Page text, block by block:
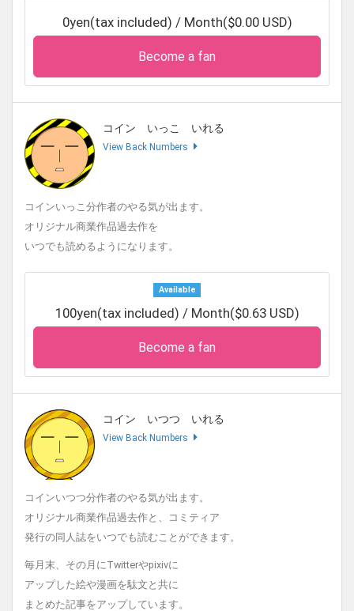
x.php?circle_id=11076
・DLsite
https://www.dlsite.com/home/circle/profile/=/ma
・FANZAhttps://www.dmm.co.jp/dc/doujin/-/list/=/article=
maker/id=79915/
・BOOTHhttps://kaguramix.booth.pm/
■最近の商業誌仕事
隔月発売KADOKAWA『てれびげーむマガジン』『太鼓の達
人』4コマ漫画連載。
KADOKAWA『別冊てれびげーむマガジンスペシャル』にて
『マインクラフト』４コマ連載
KADOKAWA『ぴこぷり』にて『マインクラフト』４コマ連載
https://www.amazon.co.jp/dp/B0
7ZJZQ14G/
1/22発売KADOKAWA『脳トレパズル マインクラフト まちが
2/28発売講談社『キャラクタードリルシリーズ マインクラフ
ト けいさん・ぬりえ ドリル 』表紙イラスト担当
3/26発売講談社『マインクラフト さがして! かぞえて! あそべ
るずかん』イラスト担当
0yen(tax included) / Month($0.00 USD)
Become a fan
コイン いっこ いれる
View Back Numbers
コインいっこ分作者のやる気が出ます。
オリジナル商業作品過去作を
いつでも読めるようになります。
Available
100yen(tax included) / Month($0.63 USD)
Become a fan
コイン いつつ いれる
View Back Numbers
コインいつつ分作者のやる気が出ます。
オリジナル商業作品過去作と、コミティア
発行の同人誌をいつでも読むことができます。
毎月末、その月にTwitterやpixivに
アップした絵や漫画を駄文と共に
まとめた記事をアップしています。